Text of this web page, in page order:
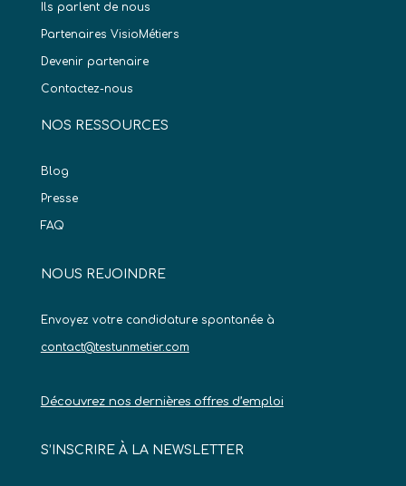
Ils parlent de nous
Partenaires VisioMétiers
Devenir partenaire
Contactez-nous
NOS RESSOURCES
Blog
Presse
FAQ
NOUS REJOINDRE
Envoyez votre candidature spontanée à
contact@testunmetier.com
Découvrez nos dernières offres d’emploi
S’INSCRIRE À LA NEWSLETTER